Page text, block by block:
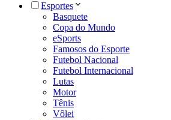
Esportes
Basquete
Copa do Mundo
eSports
Famosos do Esporte
Futebol Nacional
Futebol Internacional
Lutas
Motor
Tênis
Vôlei